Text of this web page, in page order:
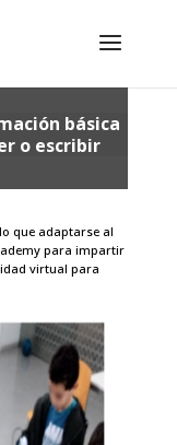
básica
o escribir
que adaptarse al
para impartir
virtual para